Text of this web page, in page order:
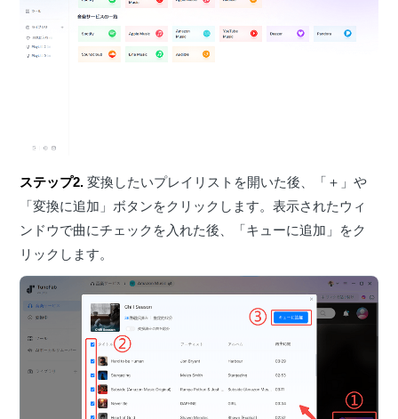
ステップ2.変換したいプレイリストを開いた後、「＋」や
「変換に追加」ボタンをクリックします。表示されたウィ
ンドウで曲にチェックを入れた後、「キューに追加」をク
リックします。